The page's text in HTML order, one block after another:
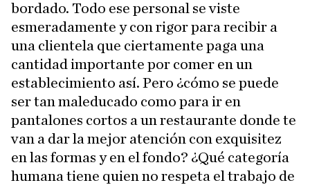
bordado. Todo ese personal se viste
esmeradamente y con rigor para recibir a
una clientela que ciertamente paga una
cantidad importante por comer en un
establecimiento así. Pero ¿cómo se puede
ser tan maleducado como para ir en
pantalones cortos a un restaurante donde te
van a dar la mejor atención con exquisitez
en las formas y en el fondo? ¿Qué categoría
humana tiene quien no respeta el trabajo de